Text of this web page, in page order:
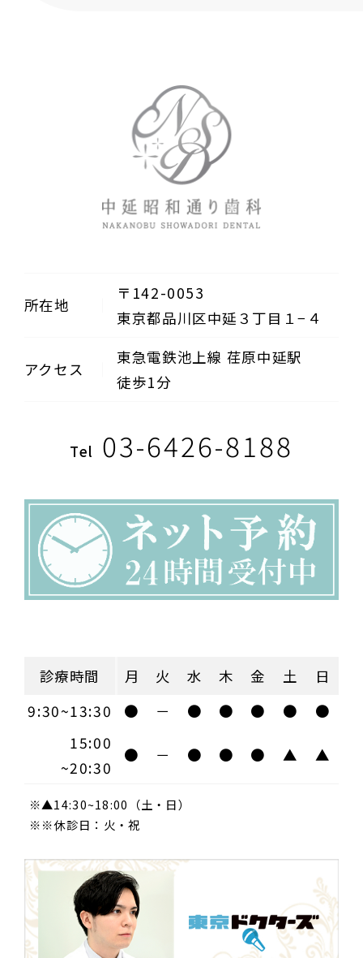
所在地
〒142-0053
東京都品川区中延３丁目１−４
アクセス
東急電鉄池上線 荏原中延駅
徒歩1分
Tel 03-6426-8188
診療時間 月 火 水 木 金 土
日
9:30~13:30
● － ● ● ● ●
●
15:00
~20:30
● － ● ● ● ▲ ▲
※▲14:30~18:00（土・日）
※※休診日：火・祝